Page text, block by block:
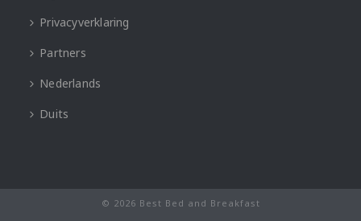
Privacyverklaring
Partners
Nederlands
Duits
© 2026 Best Bed and Breakfast